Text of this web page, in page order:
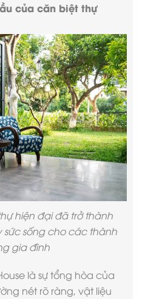
của căn biệt thự
hiện đạiđã trở thành
sống cho các thành
gia đình
là sự tổng hòa của
nét rõ ràng, vật liệu